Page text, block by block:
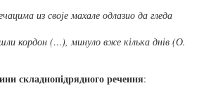
из своје махале одлазио да гледа
кордон (…), минуло вже кілька днів (О.
складнопідрядного речення: